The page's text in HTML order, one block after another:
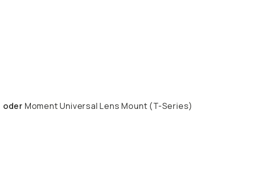
oder Moment Universal Lens Mount (T-Series)